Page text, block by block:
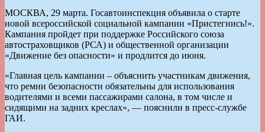
МОСКВА, 29 марта. Госавтоинспекция объявила о старте
новой всероссийской социальной кампании «Пристегнись!».
Кампания пройдет при поддержке Российского союза
автостраховщиков (РСА) и общественной организации
«Движение без опасности» и продлится до июня.
«Главная цель кампании – объяснить участникам движения,
что ремни безопасности обязательны для использования
водителями и всеми пассажирами салона, в том числе и
сидящими на задних креслах», — пояснили в пресс-службе
ГАИ.